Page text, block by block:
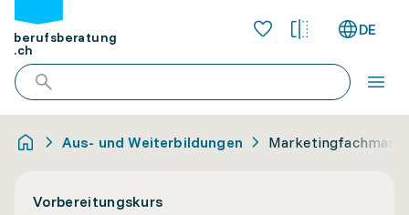
berufsberatung
.ch
DE
Aus- und Weiterbildungen
Vorbereitungskurs